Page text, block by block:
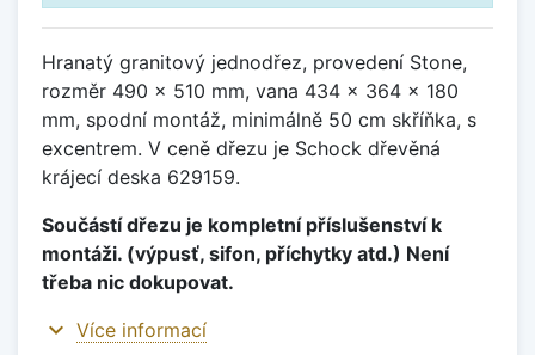
Hranatý granitový jednodřez, provedení Stone,
rozměr 490 x 510 mm, vana 434 x 364 x 180
mm, spodní montáž, minimálně 50 cm skříňka, s
excentrem. V ceně dřezu je Schock dřevěná
krájecí deska 629159.
Součástí dřezu je kompletní příslušenství k
montáži. (výpusť, sifon, příchytky atd.) Není
třeba nic dokupovat.
expand_more Více informací